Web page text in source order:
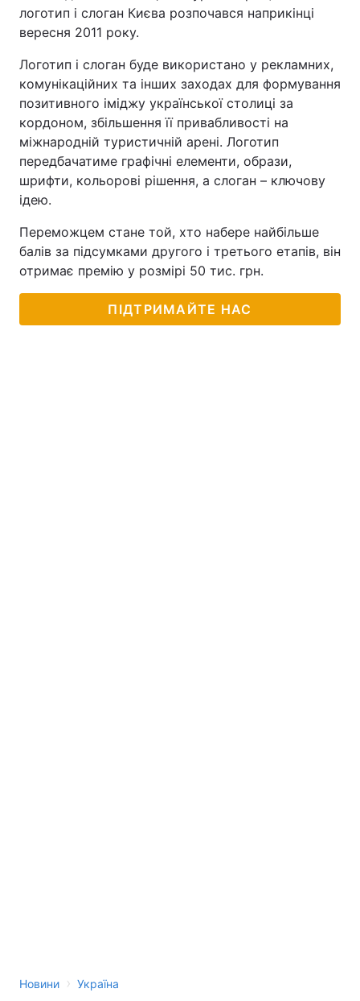
логотип і слоган Києва розпочався наприкінці
вересня 2011 року.
Логотип і слоган буде використано у рекламних,
комунікаційних та інших заходах для формування
позитивного іміджу української столиці за
кордоном, збільшення її привабливості на
міжнародній туристичній арені. Логотип
передбачатиме графічні елементи, образи,
шрифти, кольорові рішення, а слоган – ключову
ідею.
Переможцем стане той, хто набере найбільше
балів за підсумками другого і третього етапів, він
отримає премію у розмірі 50 тис. грн.
ПІДТРИМАЙТЕ НАС
Новини › Україна